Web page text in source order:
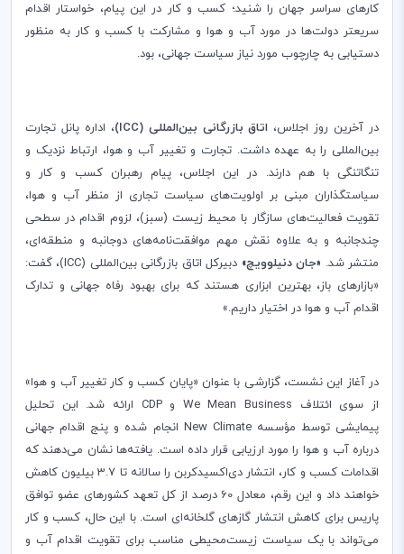
کارهای سراسر جهان را شنید؛ کسب و کار در این پیام، خواستار اقدام
سریعتر دولت‌ها در مورد آب و هوا و مشارکت با کسب و کار به منظور
دستیابی به چارچوب مورد نیاز سیاست جهانی، بود.
در آخرین روز اجلاس، اتاق بازرگانی بین‌المللی (ICC
)، اداره پانل تجارت
بین‌المللی را به عهده داشت. تجارت و تغییر آب و هوا، ارتباط نزدیک و
تنگاتنگی با هم دارند. در این اجلاس، پیام رهبران کسب و کار و
سیاستگذاران مبنی بر اولویت‌های سیاست تجاری از منظر آب و هوا،
تقویت فعالیت‌های سازگار با محیط زیست (سبز)، لزوم اقدام در سطحی
چندجانبه و به علاوه نقش مهم موافقت‌نامه‌های دوجانبه و منطقه‌ای،
منتشر شد. «جان دنیلوویچ» دبیرکل اتاق بازرگانی بین‌المللی (ICC)، گفت:
«بازارهای باز، بهترین ابزاری هستند که برای بهبود رفاه جهانی و تدارک
اقدام آب و هوا در اختیار داریم.»
در آغاز این نشست، گزارشی با عنوان «پایان کسب و کار تغییر آب و هوا»
از سوی ائتلاف We Mean Business وCDP ارائه شد. این تحلیل
پیمایشی توسط مؤسسهNew Climate انجام شده و پنج اقدام جهانی
درباره آب و هوا را مورد ارزیابی قرار داده است. یافته‌ها نشان می‌دهند که
اقدامات کسب و کار، انتشار دی‌اکسیدکربن را سالانه تا 3.7 بیلیون کاهش
خواهند داد و این رقم، معادل 60 درصد از کل تعهد کشورهای عضو توافق
پاریس برای کاهش انتشار گازهای گلخانه‌ای است. با این حال، کسب و کار
می‌تواند با یک سیاست زیست‌محیطی مناسب برای تقویت اقدام آب و